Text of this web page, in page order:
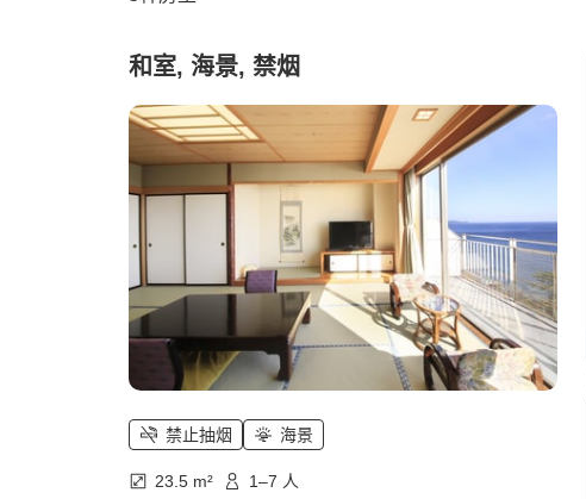
和室, 海景, 禁烟
禁止抽烟 海景
23.5 m² 1–7 人